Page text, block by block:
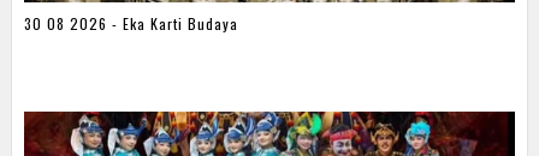
30 08 2026 - Eka Karti Budaya